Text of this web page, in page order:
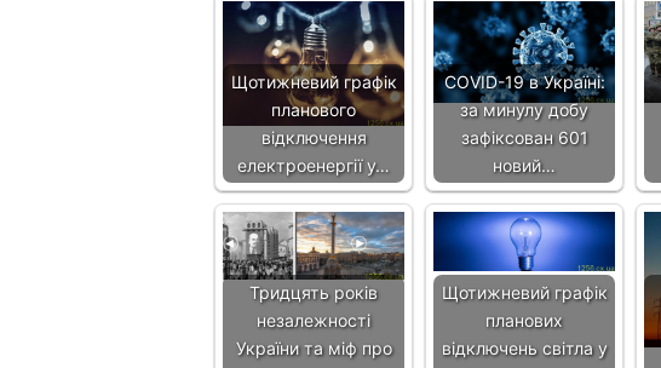
Щотижневий графік
планового
відключення
електроенергії у…
COVID-19 в Україні:
за минулу добу
зафіксован 601
новий…
Тридцять років
незалежності
України та міф про
Щотижневий графік
планових
відключень світла у